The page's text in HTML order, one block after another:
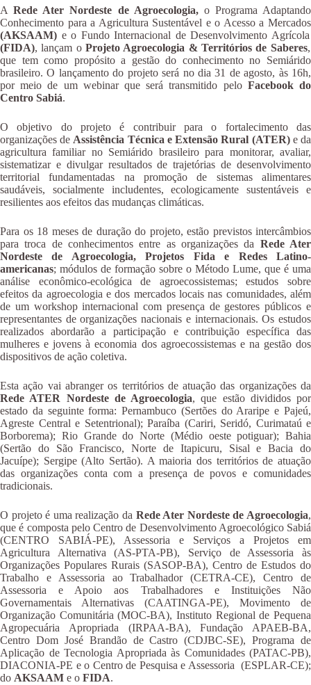
ARede Ater Nordeste de Agroecologia, o Programa Adaptando
Conhecimento para a Agricultura Sustentável e o Acesso a Mercados
(AKSAAM) e o Fundo Internacional de Desenvolvimento Agrícola
(FIDA), lançam o Projeto Agroecologia & Territórios de Saberes,
que tem como propósito a gestão do conhecimento no Semiárido
brasileiro. O lançamento do projeto será no dia 31 de agosto, às 16h,
por meio de um webinar que será transmitido pelo Facebook do
Centro Sabiá.
O objetivo do projeto é contribuir para o fortalecimento das
organizações deAssistência Técnica e Extensão Rural (ATER)e da
agricultura familiar no Semiárido brasileiro para monitorar, avaliar,
sistematizar e divulgar resultados de trajetórias de desenvolvimento
territorial fundamentadas na promoção de sistemas alimentares
saudáveis, socialmente includentes, ecologicamente sustentáveis e
resilientes aos efeitos das mudanças climáticas.
Para os 18 meses de duração do projeto, estão previstos intercâmbios
para troca de conhecimentos entre as organizações da Rede Ater
Nordeste de Agroecologia, Projetos Fida e Redes Latino-
americanas; módulos de formação sobre o Método Lume, que é uma
análise econômico-ecológica de agroecossistemas; estudos sobre
efeitos da agroecologia e dos mercados locais nas comunidades, além
de um workshop internacional com presença de gestores públicos e
representantes de organizações nacionais e internacionais. Os estudos
realizados abordarão a participação e contribuição específica das
mulheres e jovens à economia dos agroecossistemas e na gestão dos
dispositivos de ação coletiva.
Esta ação vai abranger os territórios de atuação das organizações da
Rede ATER Nordeste de Agroecologia, que estão divididos por
estado da seguinte forma: Pernambuco (Sertões do Araripe e Pajeú,
Agreste Central e Setentrional); Paraíba (Cariri, Seridó, Curimataú e
Borborema); Rio Grande do Norte (Médio oeste potiguar); Bahia
(Sertão do São Francisco, Norte de Itapicuru, Sisal e Bacia do
Jacuípe); Sergipe (Alto Sertão). A maioria dos territórios de atuação
das organizações conta com a presença de povos e comunidades
tradicionais.
O projeto é uma realização da Rede Ater Nordeste de Agroecologia,
que é composta pelo Centro de Desenvolvimento Agroecológico Sabiá
(CENTRO SABIÁ-PE), Assessoria e Serviços a Projetos em
Agricultura Alternativa (AS-PTA-PB), Serviço de Assessoria às
Organizações Populares Rurais (SASOP-BA), Centro de Estudos do
Trabalho e Assessoria ao Trabalhador (CETRA-CE), Centro de
Assessoria e Apoio aos Trabalhadores e Instituições Não
Governamentais Alternativas (CAATINGA-PE), Movimento de
Organização Comunitária (MOC-BA), Instituto Regional de Pequena
Agropecuária Apropriada (IRPAA-BA), Fundação APAEB-BA,
Centro Dom José Brandão de Castro (CDJBC-SE), Programa de
Aplicação de Tecnologia Apropriada às Comunidades (PATAC-PB),
DIACONIA-PE e o Centro de Pesquisa e Assessoria (ESPLAR-CE);
do AKSAAM e o FIDA.